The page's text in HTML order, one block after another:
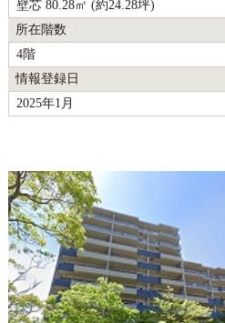
壁芯 80.28㎡ (約24.28坪)
所在階数
4階
情報登録日
2025年1月